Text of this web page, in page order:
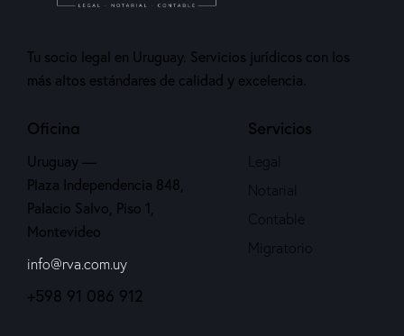
Tu socio legal en Uruguay. Servicios jurídicos con los
más altos estándares de calidad y excelencia.
Oficina
Uruguay —
Plaza Independencia 848,
Palacio Salvo, Piso 1,
Montevideo
info@rva.com.uy
+598 91 086 912
Servicios
Legal
Notarial
Contable
Migratorio